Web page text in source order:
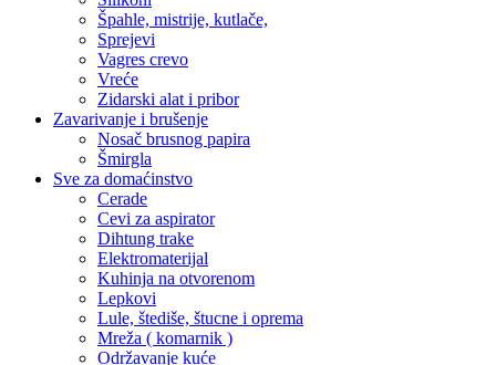
Špahle, mistrije, kutlače,
Sprejevi
Vagres crevo
Vreće
Zidarski alat i pribor
Zavarivanje i brušenje
Nosač brusnog papira
Šmirgla
Sve za domaćinstvo
Cerade
Cevi za aspirator
Dihtung trake
Elektromaterijal
Kuhinja na otvorenom
Lepkovi
Lule, štediše, štucne i oprema
Mreža ( komarnik )
Održavanje kuće